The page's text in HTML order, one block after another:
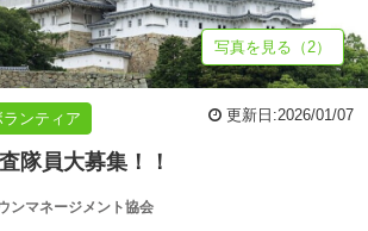
写真を見る（2）
ンティア 更新日:2026/01/07
隊員大募集！！
ンマネージメント協会